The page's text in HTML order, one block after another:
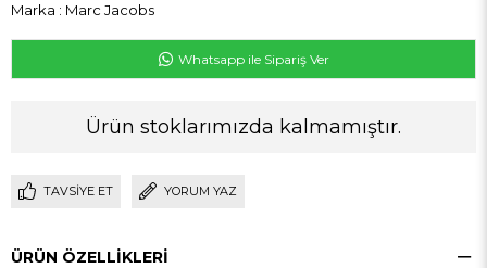
Marka : Marc Jacobs
Whatsapp ile Sipariş Ver
Ürün stoklarımızda kalmamıştır.
TAVSIYE ET YORUM YAZ
ÜRÜN ÖZELLIKLERI